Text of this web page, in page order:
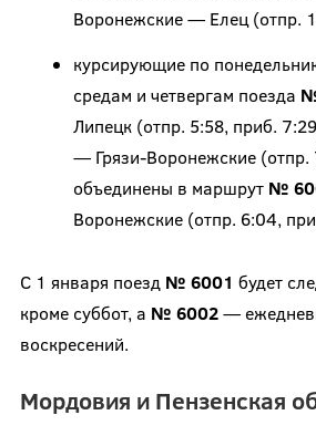
Воронежские — Елец (отпр.
курсирующие по
средам и четвергам поезда
Липецк (отпр. 5:58, приб.
— Грязи-Воронежские (отпр.
объединены в маршрут №
Воронежские (отпр. 6:04,
С 1 января поезд № 6001 будет
кроме суббот, а № 6002—
воскресений.
Мордовия и Пензенская